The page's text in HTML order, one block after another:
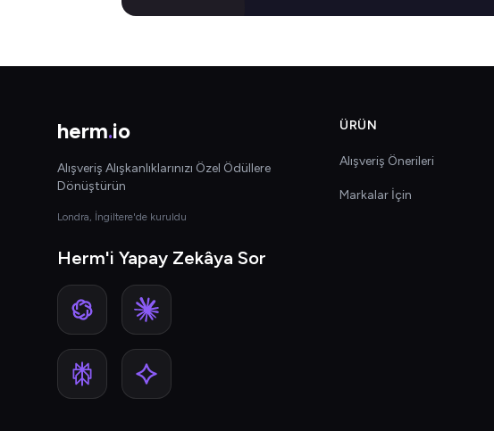
herm.io
Alışveriş Alışkanlıklarınızı Özel Ödüllere
Dönüştürün
Londra, İngiltere'de kuruldu
Herm'i Yapay Zekâya Sor
ÜRÜN
Alışveriş Önerileri
Markalar İçin